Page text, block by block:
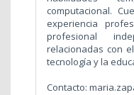
computacional.
experiencia
profesional
relacionadas con
tecnología y la
Contacto: